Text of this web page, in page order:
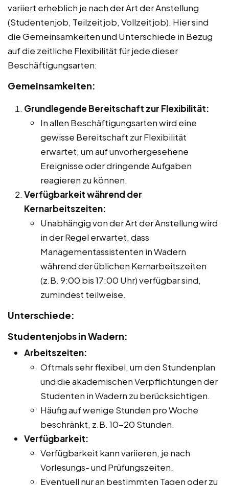
variiert erheblich je nach der Art der Anstellung
(Studentenjob, Teilzeitjob, Vollzeitjob). Hier sind
die Gemeinsamkeiten und Unterschiede in Bezug
auf die zeitliche Flexibilität für jede dieser
Beschäftigungsarten:
Gemeinsamkeiten:
Grundlegende Bereitschaft zur Flexibilität:
In allen Beschäftigungsarten wird eine
gewisse Bereitschaft zur Flexibilität
erwartet, um auf unvorhergesehene
Ereignisse oder dringende Aufgaben
reagieren zu können.
Verfügbarkeit während der
Kernarbeitszeiten:
Unabhängig von der Art der Anstellung wird
in der Regel erwartet, dass
Managementassistenten in Wadern
während der üblichen Kernarbeitszeiten
(z.B. 9:00 bis 17:00 Uhr) verfügbar sind,
zumindest teilweise.
Unterschiede:
Studentenjobs in Wadern:
Arbeitszeiten:
Oftmals sehr flexibel, um den Stundenplan
und die akademischen Verpflichtungen der
Studenten in Wadern zu berücksichtigen.
Häufig auf wenige Stunden pro Woche
beschränkt, z.B. 10-20 Stunden.
Verfügbarkeit:
Verfügbarkeit kann variieren, je nach
Vorlesungs- und Prüfungszeiten.
Eventuell nur an bestimmten Tagen oder zu